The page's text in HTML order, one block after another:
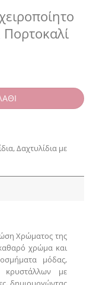
,Δαχτυλίδια με
Χρώματος της
χρώμα και
μόδας,
κρυστάλλων με